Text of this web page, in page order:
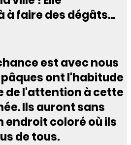
à faire des dégâts...
est avec nous
ont l'habitude
de l'attention à cette
Ils auront sans
endroit coloré où ils
de tous.